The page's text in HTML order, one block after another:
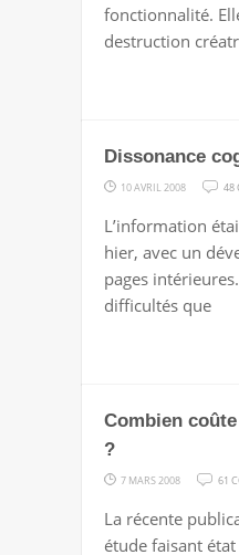
fonctionnalité.
destruction
Dissonance
10 AVRIL 2008 48
L’information
hier, avec un
pages
difficultés que
Combien
?
7 MARS 2008 61
La récente
étude faisant